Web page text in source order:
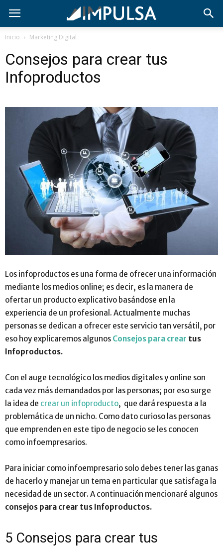
Inicio Marketing Digital
Consejos para crear tus
Infoproductos
Los infoproductos es una forma de ofrecer una información
mediante los medios online; es decir, es la manera de
ofertar un producto explicativo basándose en la
experiencia de un profesional. Actualmente muchas
personas se dedican a ofrecer este servicio tan versátil, por
eso hoy explicaremos algunos Consejos para crear tus
Infoproductos.
Con el auge tecnológico los medios digitales y online son
cada vez más demandados por las personas; por eso surge
la idea de crear un infoproducto, que dará respuesta a la
problemática de un nicho. Como dato curioso las personas
que emprenden en este tipo de negocio se les conocen
como infoempresarios.
Para iniciar como infoempresario solo debes tener las ganas
de hacerlo y manejar un tema en particular que satisfaga la
necesidad de un sector. A continuación mencionaré algunos
consejos para crear tus Infoproductos.
5 Consejos para crear tus